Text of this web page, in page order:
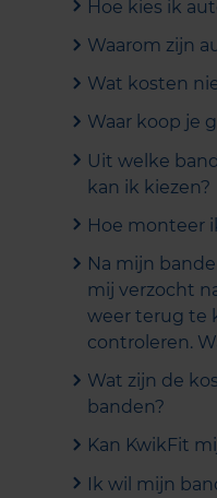
Hoe kies ik
Waarom zijn
Wat kosten
Waar koop je
Uit welke
kan ik kiezen?
Hoe monteer
Na mijn
mij verzocht
weer terug te
controleren.
Wat zijn de
banden?
Kan KwikFit
Ik wil mijn